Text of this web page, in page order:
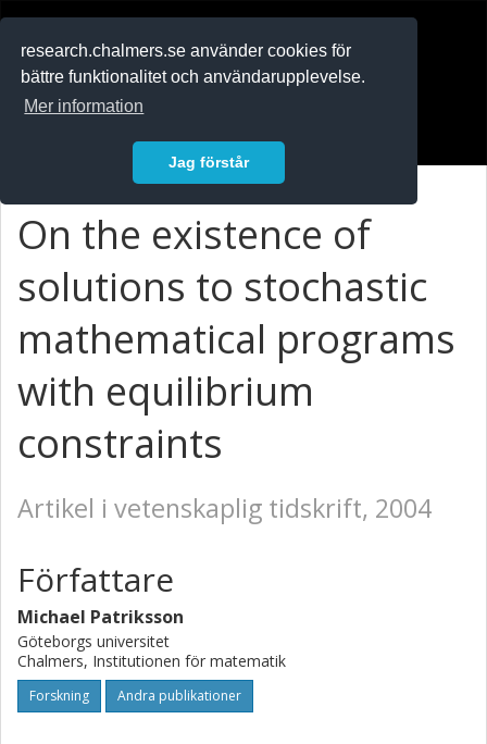
research.chalmers.se använder cookies för
bättre funktionalitet och användarupplevelse.
Mer information
Jag förstår
On the existence of
solutions to stochastic
mathematical programs
with equilibrium
constraints
Artikel i vetenskaplig tidskrift, 2004
Författare
Michael Patriksson
Göteborgs universitet
Chalmers, Institutionen för matematik
Forskning Andra publikationer